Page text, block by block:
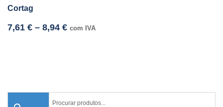
Cortag
7,61 € – 8,94 € com IVA